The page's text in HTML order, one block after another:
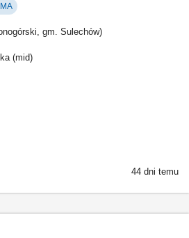
gm. Sulechów)
(mid)
44 dni temu